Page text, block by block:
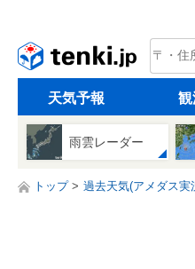
tenki.jp
天気予報 観
雨雲レーダー
トップ 過去天気(アメダス実